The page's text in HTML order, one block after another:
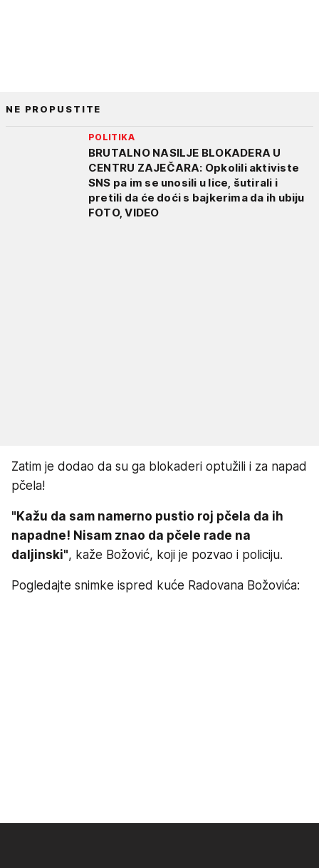
NE PROPUSTITE
POLITIKA
BRUTALNO NASILJE BLOKADERA U
CENTRU ZAJEČARA: Opkolili aktiviste
SNS pa im se unosili u lice, šutirali i
pretili da će doći s bajkerima da ih ubiju
FOTO, VIDEO
Zatim je dodao da su ga blokaderi optužili i za napad
pčela!
"Kažu da sam namerno pustio roj pčela da ih
napadne! Nisam znao da pčele rade na
daljinski", kaže Božović, koji je pozvao i policiju.
Pogledajte snimke ispred kuće Radovana Božovića: